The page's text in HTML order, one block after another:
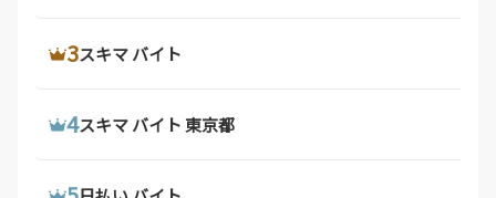
3ウーバーイーツ バイト 東京都
4ウーバーイーツ 配達員 大阪府
3軽 貨物 求人
4配達 バイト
3スキマ バイト
4スキマ バイト 東京都